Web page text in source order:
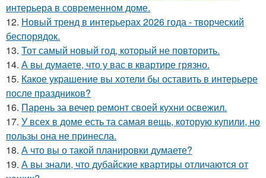
интерьера в современном доме.
12. Новый тренд в интерьерах 2026 года - творческий
беспорядок.
13. Тот самый новый год, который не повторить.
14. А вы думаете, что у вас в квартире грязно.
15. Какое украшение вы хотели бы оставить в интерьере
после праздников?
16. Парень за вечер ремонт своей кухни освежил.
17. У всех в доме есть та самая вещь, которую купили, но
пользы она не принесла.
18. А что вы о такой планировки думаете?
19. А вы знали, что дубайские квартиры отличаются от